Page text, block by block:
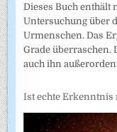
Dieses Buch
Untersuchung über
Urmenschen. Das
Grade überraschen.
auch ihn
Ist echte Erkenntnis